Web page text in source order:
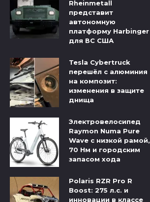
Rheinmetall
представит
автономную
платформу Harbinger
для ВС США
Tesla Cybertruck
перешёл с алюминия
на композит:
изменения в защите
днища
Электровелосипед
Raymon Numa Pure
Wave с низкой рамой,
70 Нм и городским
запасом хода
Polaris RZR Pro R
Boost: 275 л.с. и
инновации в классе